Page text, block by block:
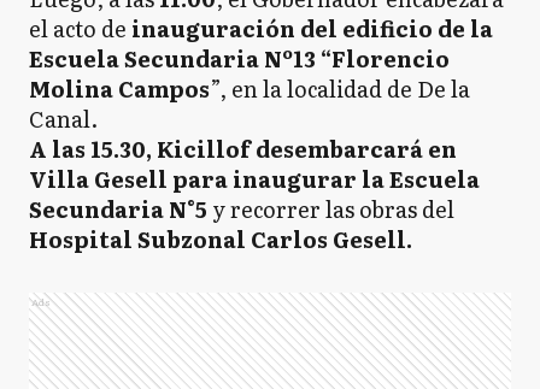
el acto de inauguración del edificio de la
Escuela Secundaria Nº13 “Florencio
Molina Campos”, en la localidad de De la
Canal.
A las 15.30, Kicillof desembarcará en
Villa Gesell para inaugurar la Escuela
Secundaria N°5 y recorrer las obras del
Hospital Subzonal Carlos Gesell.
Ads